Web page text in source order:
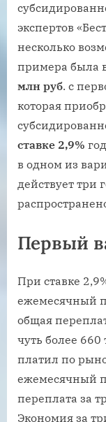
экспертов
несколько
примера была
млн руб. с
которая
ставке 2,9%
в одном из
действует три
Первый
При ставке
ежемесячный
общая
чуть более
платил по
ежемесячный
переплата за
Экономия за